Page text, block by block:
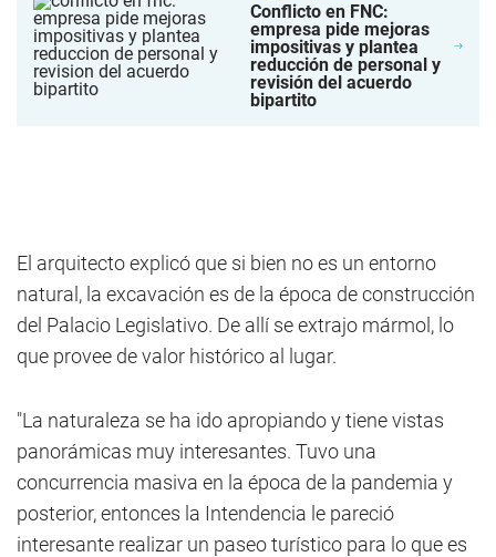
Conflicto en FNC:
empresa pide mejoras
impositivas y plantea
reducción de personal y
revisión del acuerdo
bipartito
El arquitecto explicó que si bien no es un entorno
natural, la excavación es de la época de construcción
del Palacio Legislativo. De allí se extrajo mármol, lo
que provee de valor histórico al lugar.
"La naturaleza se ha ido apropiando y tiene vistas
panorámicas muy interesantes. Tuvo una
concurrencia masiva en la época de la pandemia y
posterior, entonces la Intendencia le pareció
interesante realizar un paseo turístico para lo que es